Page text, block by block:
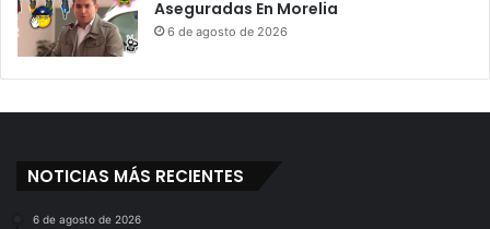
Aseguradas En Morelia
6 de agosto de 2026
NOTICIAS MÁS RECIENTES
6 de agosto de 2026